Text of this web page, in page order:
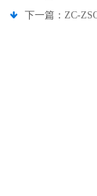
下一篇： ZC-